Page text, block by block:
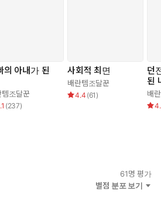
호불호가 갈릴 수 있는 키워드 및 묘사
탁드립니다.
자 말세였다.
이 딱 어울릴 상황이었으나, 안타깝게도
의 아내가 된
템조달꾼
(237)
사회적 최면
배란템조달꾼
4.4 (61 )
던
된
임
배
61명 평가
별점 분포 보기